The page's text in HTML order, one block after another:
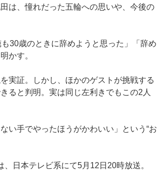
は、憧れだった五輪への思いや、今後の
30歳のときに辞めようと思った」「辞め
かす。
実証。しかし、ほかのゲストが挑戦する
ると判明。実は同じ左利きでもこの2人
い手でやったほうがかわいい」という“お
日本テレビ系にて5月12日20時放送。